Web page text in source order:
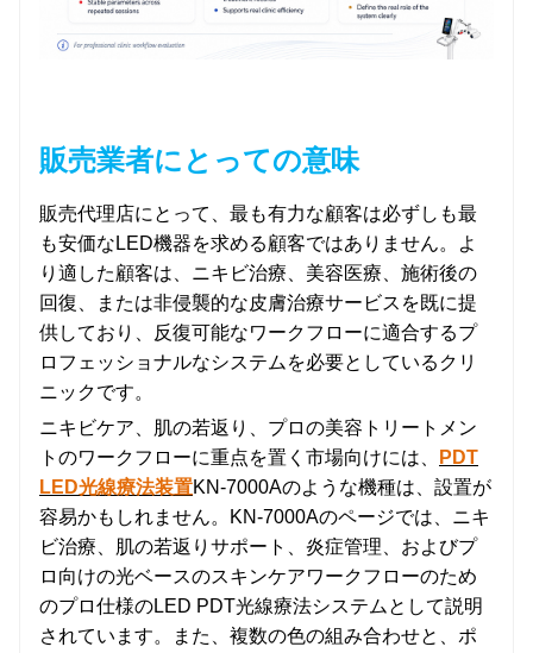
販売業者にとっての意味
販売代理店にとって、最も有力な顧客は必ずしも最
も安価なLED機器を求める顧客ではありません。よ
り適した顧客は、ニキビ治療、美容医療、施術後の
回復、または非侵襲的な皮膚治療サービスを既に提
供しており、反復可能なワークフローに適合するプ
ロフェッショナルなシステムを必要としているクリ
ニックです。
ニキビケア、肌の若返り、プロの美容トリートメン
トのワークフローに重点を置く市場向けには、
PDT
LED光線療法装置KN-7000Aのような機種は、設置が
容易かもしれません。KN-7000Aのページでは、ニキ
ビ治療、肌の若返りサポート、炎症管理、およびプ
ロ向けの光ベースのスキンケアワークフローのため
のプロ仕様のLED PDT光線療法システムとして説明
されています。また、複数の色の組み合わせと、ポ